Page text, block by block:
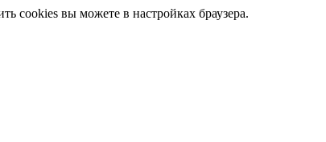
cookies вы можете в настройках браузера.